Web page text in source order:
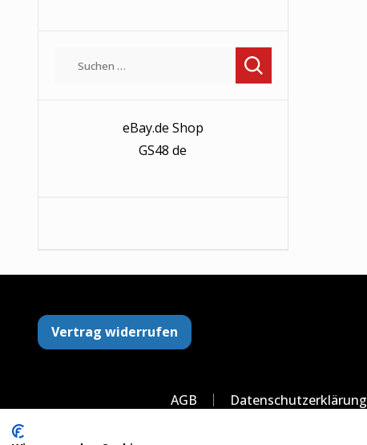
nach:
eBay.de Shop
GS48 de
Vertrag widerrufen
AGB Datenschutzerklärung